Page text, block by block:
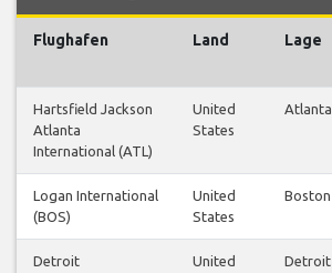
Flughafen Land Lage
Hartsfield Jackson
Atlanta
International (ATL)
United
States
Atlanta
Logan International
(BOS)
United
States
Boston
Detroit
United
Detroit